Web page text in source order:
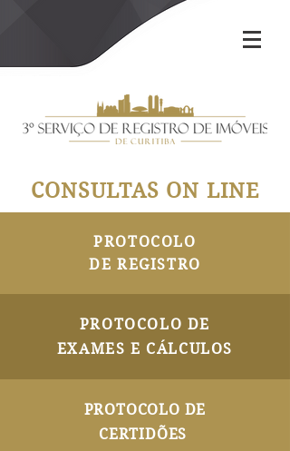
CONSULTAS ON LINE
PROTOCOLO
DE REGISTRO
PROTOCOLO DE
EXAMES E CÁLCULOS
PROTOCOLO DE
CERTIDÕES